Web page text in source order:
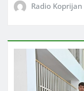
Radio Koprijan